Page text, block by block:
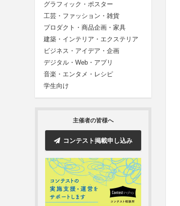
グラフィック・ポスター
工芸・ファッション・雑貨
プロダクト・商品企画・家具
建築・インテリア・エクステリア
ビジネス・アイデア・企画
デジタル・Web・アプリ
音楽・エンタメ・レシピ
学生向け
主催者の皆様へ
コンテスト掲載申し込み